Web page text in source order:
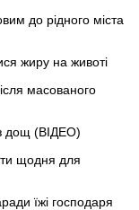
до рідного міста
жиру на животі
масованого
дощ (ВІДЕО)
щодня для
їжі господаря